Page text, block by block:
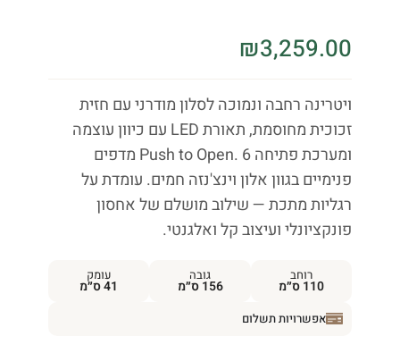
₪3,259.00
ויטרינה רחבה ונמוכה לסלון מודרני עם חזית
זכוכית מחוסמת, תאורת LED עם כיוון עוצמה
ומערכת פתיחה Push to Open. 6 מדפים
פנימיים בגוון אלון וינצ'נזה חמים. עומדת על
רגליות מתכת — שילוב מושלם של אחסון
פונקציונלי ועיצוב קל ואלגנטי.
רוחב
110 ס״מ
גובה
156 ס״מ
עומק
41 ס״מ
אפשרויות תשלום